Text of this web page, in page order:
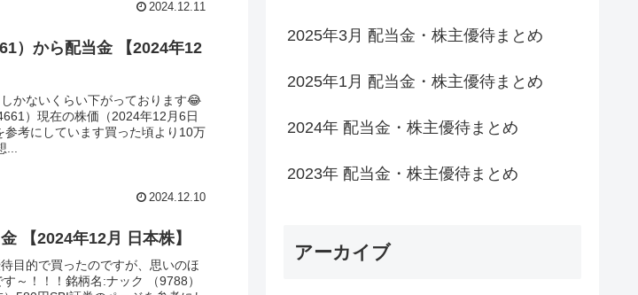
2024.12.11
）から配当金 【2024年12
かないくらい下がっております😂
）現在の株価（2024年12月6日
考にしています買った頃より10万
2024.12.10
【2024年12月 日本株】
目的で買ったのですが、思いのほ
～！！！銘柄名:ナック （9788）
2025年3月 配当金・株主優待まとめ
2025年1月 配当金・株主優待まとめ
2024年 配当金・株主優待まとめ
2023年 配当金・株主優待まとめ
アーカイブ